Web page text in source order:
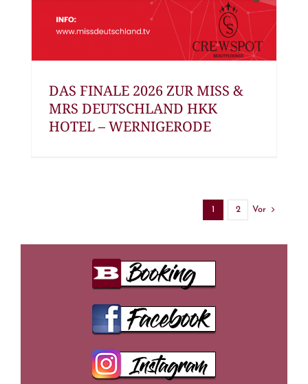
DAS FINALE 2026 ZUR MISS &
MRS DEUTSCHLAND HKK
HOTEL – WERNIGERODE
1 2 Vor